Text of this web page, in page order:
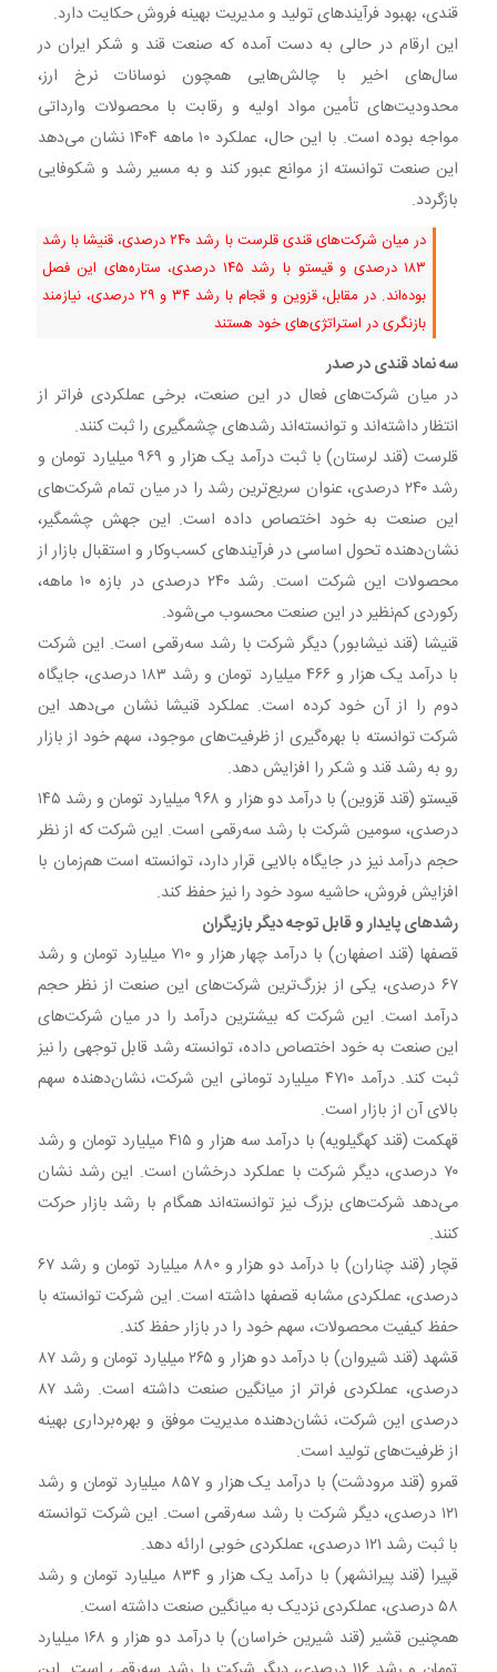
قندی، بهبود فرآیندهای تولید و مدیریت بهینه فروش حکایت دارد.
این ارقام در حالی به دست آمده که صنعت قند و شکر ایران در
سال‌های اخیر با چالش‌هایی همچون نوسانات نرخ ارز،
محدودیت‌های تأمین مواد اولیه و رقابت با محصولات وارداتی
مواجه بوده است. با این حال، عملکرد ۱۰ ماهه ۱۴۰۴ نشان می‌دهد
این صنعت توانسته از موانع عبور کند و به مسیر رشد و شکوفایی
بازگردد.
در میان شرکت‌های قندی قلرست با رشد ۲۴۰ درصدی، قنیشا با رشد
۱۸۳ درصدی و قیستو با رشد ۱۴۵ درصدی، ستاره‌های این فصل
بوده‌اند. در مقابل، قزوین و قجام با رشد ۳۴ و ۲۹ درصدی، نیازمند
بازنگری در استراتژی‌های خود هستند
سه نماد قندی در صدر
در میان شرکت‌های فعال در این صنعت، برخی عملکردی فراتر از
انتظار داشته‌اند و توانسته‌اند رشدهای چشمگیری را ثبت کنند.
قلرست (قند لرستان) با ثبت درآمد یک هزار و ۹۶۹ میلیارد تومان و
رشد ۲۴۰ درصدی، عنوان سریع‌ترین رشد را در میان تمام شرکت‌های
این صنعت به خود اختصاص داده است. این جهش چشمگیر،
نشان‌دهنده تحول اساسی در فرآیندهای کسب‌وکار و استقبال بازار از
محصولات این شرکت است. رشد ۲۴۰ درصدی در بازه ۱۰ ماهه،
رکوردی کم‌نظیر در این صنعت محسوب می‌شود.
قنیشا (قند نیشابور) دیگر شرکت با رشد سه‌رقمی است. این شرکت
با درآمد یک هزار و ۴۶۶ میلیارد تومان و رشد ۱۸۳ درصدی، جایگاه
دوم را از آن خود کرده است. عملکرد قنیشا نشان می‌دهد این
شرکت توانسته با بهره‌گیری از ظرفیت‌های موجود، سهم خود از بازار
رو به رشد قند و شکر را افزایش دهد.
قیستو (قند قزوین) با درآمد دو هزار و ۹۶۸ میلیارد تومان و رشد ۱۴۵
درصدی، سومین شرکت با رشد سه‌رقمی است. این شرکت که از نظر
حجم درآمد نیز در جایگاه بالایی قرار دارد، توانسته است هم‌زمان با
افزایش فروش، حاشیه سود خود را نیز حفظ کند.
رشدهای پایدار و قابل توجه دیگر بازیگران
قصفها (قند اصفهان) با درآمد چهار هزار و ۷۱۰ میلیارد تومان و رشد
۶۷ درصدی، یکی از بزرگ‌ترین شرکت‌های این صنعت از نظر حجم
درآمد است. این شرکت که بیشترین درآمد را در میان شرکت‌های
این صنعت به خود اختصاص داده، توانسته رشد قابل توجهی را نیز
ثبت کند. درآمد ۴۷۱۰ میلیارد تومانی این شرکت، نشان‌دهنده سهم
بالای آن از بازار است.
قهکمت (قند کهگیلویه) با درآمد سه هزار و ۴۱۵ میلیارد تومان و رشد
۷۰ درصدی، دیگر شرکت با عملکرد درخشان است. این رشد نشان
می‌دهد شرکت‌های بزرگ نیز توانسته‌اند همگام با رشد بازار حرکت
کنند.
قچار (قند چناران) با درآمد دو هزار و ۸۸۰ میلیارد تومان و رشد ۶۷
درصدی، عملکردی مشابه قصفها داشته است. این شرکت توانسته با
حفظ کیفیت محصولات، سهم خود را در بازار حفظ کند.
قشهد (قند شیروان) با درآمد دو هزار و ۲۶۵ میلیارد تومان و رشد ۸۷
درصدی، عملکردی فراتر از میانگین صنعت داشته است. رشد ۸۷
درصدی این شرکت، نشان‌دهنده مدیریت موفق و بهره‌برداری بهینه
از ظرفیت‌های تولید است.
قمرو (قند مرودشت) با درآمد یک هزار و ۸۵۷ میلیارد تومان و رشد
۱۲۱ درصدی، دیگر شرکت با رشد سه‌رقمی است. این شرکت توانسته
با ثبت رشد ۱۲۱ درصدی، عملکردی خوبی ارائه دهد.
قپیرا (قند پیرانشهر) با درآمد یک هزار و ۸۳۴ میلیارد تومان و رشد
۵۸ درصدی، عملکردی نزدیک به میانگین صنعت داشته است.
همچنین قشیر (قند شیرین خراسان) با درآمد دو هزار و ۱۶۸ میلیارد